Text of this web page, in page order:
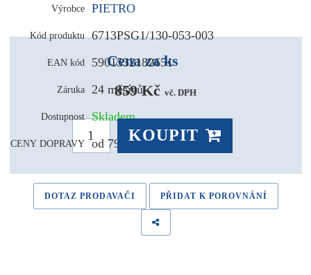
Výrobce PIETRO
Kód produktu 6713PSG1/130-053-003
EAN kód 5901532182651
Záruka 24 měsíců
Dostupnost Skladem
CENY DOPRAVY od 79,- Kč
Cena za ks
859 Kč vč. DPH
KOUPIT
DOTAZ PRODAVAČI PŘIDAT K POROVNÁNÍ